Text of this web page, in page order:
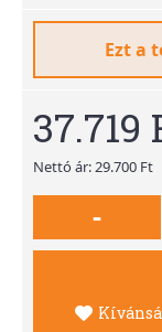
Ezt a
37.719
Nettó ár: 29.700 Ft
-